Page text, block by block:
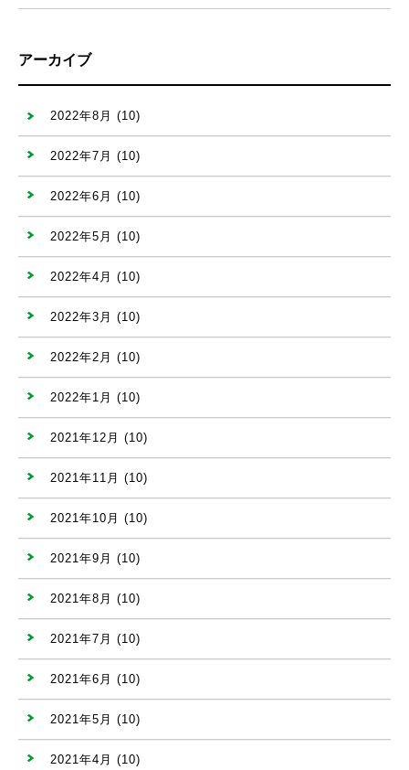
アーカイブ
2022年8月 (10)
2022年7月 (10)
2022年6月 (10)
2022年5月 (10)
2022年4月 (10)
2022年3月 (10)
2022年2月 (10)
2022年1月 (10)
2021年12月 (10)
2021年11月 (10)
2021年10月 (10)
2021年9月 (10)
2021年8月 (10)
2021年7月 (10)
2021年6月 (10)
2021年5月 (10)
2021年4月 (10)